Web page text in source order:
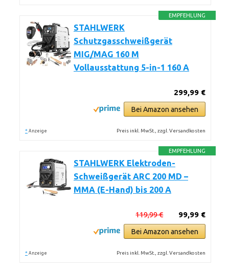
EMPFEHLUNG
STAHLWERK
Schutzgasschweißgerät
MIG/MAG 160 M
Vollausstattung 5-in-1 160 A
299,99 €
Bei Amazon ansehen
* Anzeige Preis inkl. MwSt., zzgl. Versandkosten
EMPFEHLUNG
STAHLWERK Elektroden-
Schweißgerät ARC 200 MD –
MMA (E-Hand) bis 200 A
99,99 €
119,99 €
Bei Amazon ansehen
* Anzeige Preis inkl. MwSt., zzgl. Versandkosten